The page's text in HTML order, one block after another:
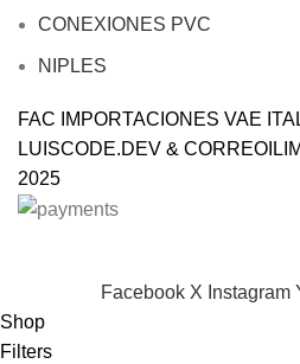
CONEXIONES PVC
NIPLES
FAC IMPORTACIONES VAE
LUISCODE.DEV &
2025
Facebook X Instagram
Shop
Filters